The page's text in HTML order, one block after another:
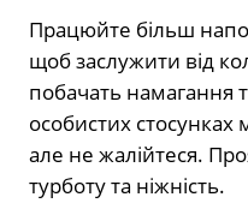
Працюйте більш
щоб заслужити від
побачать намагання
особистих
але не жалійтеся.
турботу та ніжність.